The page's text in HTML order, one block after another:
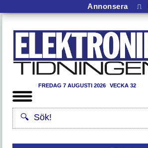
Annonsera ⎍
FREDAG 7 AUGUSTI 2026 VECKA 32